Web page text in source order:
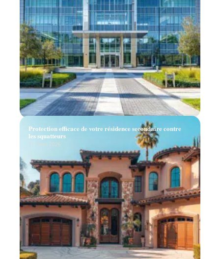
Protection efficace de votre résidence secondaire contre
les squatteurs
11 mars 2026